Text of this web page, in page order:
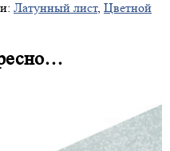
Латунный лист, Цветной